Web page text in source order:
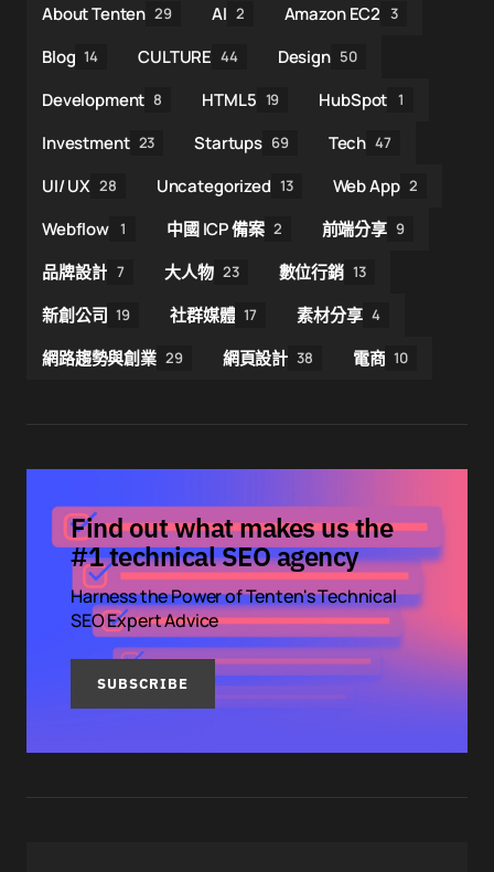
About Tenten 29 AI 2 Amazon EC2 3
Blog 14 CULTURE 44 Design 50
Development 8 HTML5 19 HubSpot 1
Investment 23 Startups 69 Tech 47
UI/ UX 28 Uncategorized 13 Web App 2
Webflow 1 中國 ICP 備案 2 前端分享 9
品牌設計 7 大人物 23 數位行銷 13
新創公司 19 社群媒體 17 素材分享 4
網路趨勢與創業 29 網頁設計 38 電商 10
Find out what makes us the
#1 technical SEO agency
Harness the Power of Tenten's Technical
SEO Expert Advice
SUBSCRIBE